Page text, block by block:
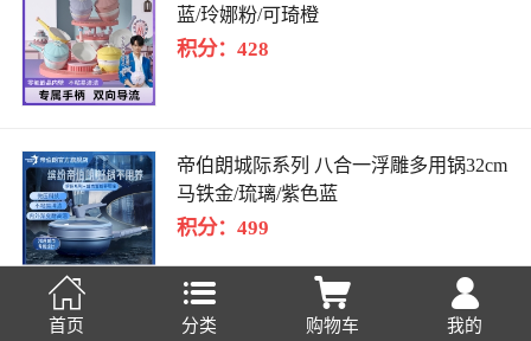
蓝/玲娜粉/可琦橙
积分：428
帝伯朗城际系列 八合一浮雕多用锅32cm
马铁金/琉璃/紫色蓝
积分：499

首页

分类

购物车

我的